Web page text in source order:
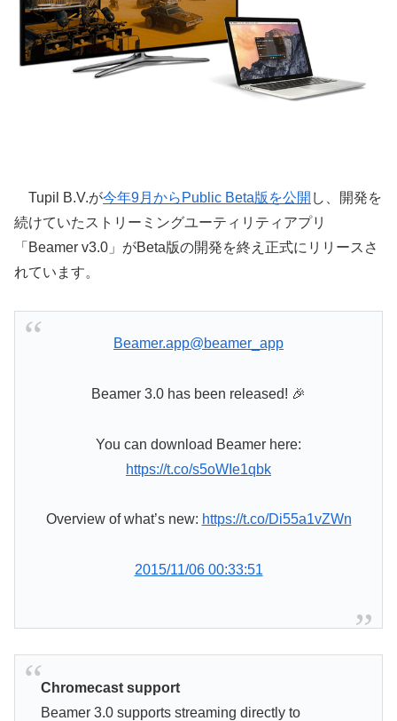
Tupil B.V.が今年9月からPublic Beta版を公開 し、開発を
続けていたストリーミングユーティリティアプリ
「Beamer v3.0」がBeta版の開発を終え正式にリリースさ
れています。
Beamer.app@beamer_app
Beamer 3.0 has been released! 🎉
You can download Beamer here:
https://t.co/s5oWIe1qbk
Overview of what’s new: https://t.co/Di55a1vZWn
2015/11/06 00:33:51
Chromecast support
Beamer 3.0 supports streaming directly to